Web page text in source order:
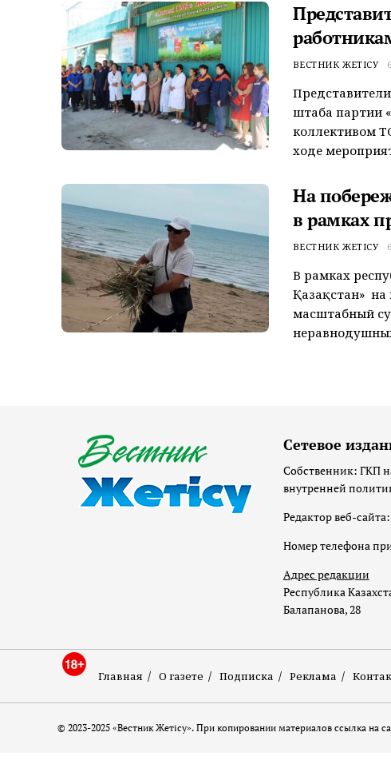
ВЕСТНИК ЖЕТІСУ
штаба партии
коллективом
ходе
На
в рамках
ВЕСТНИК ЖЕТІСУ
В рамках
Қазақстан» на
масштабный
Сетевое
Собственник: ГКП
внутренней
Редактор веб-
Номер телефона
Адрес редакции
Республика
Балапанова, 28
Главная О газете Подписка Реклама
© 2023-2025 «Вестник Жетісу». При копировании материалов ссылка на